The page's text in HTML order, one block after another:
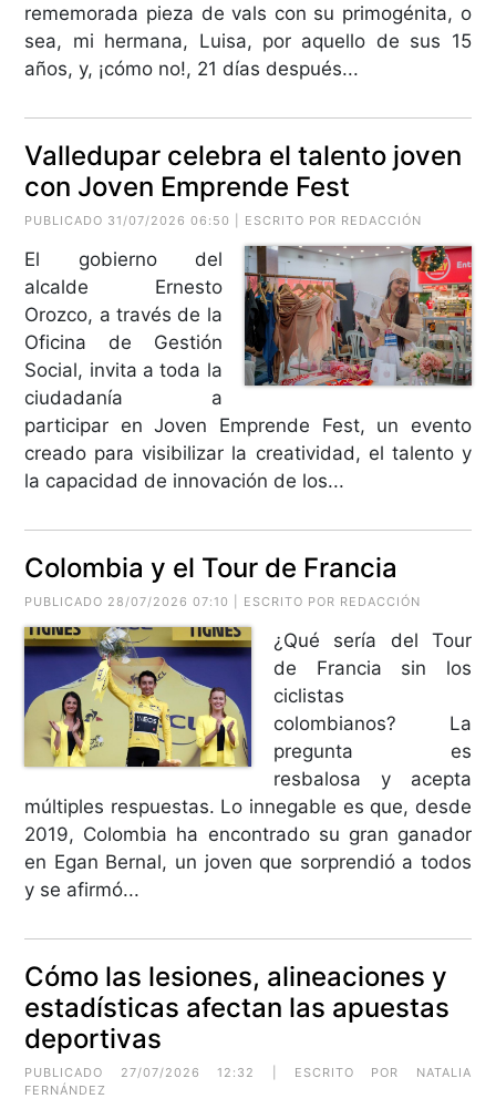
rememorada pieza de vals con su primogénita, o
sea, mi hermana, Luisa, por aquello de sus 15
años, y, ¡cómo no!, 21 días después...
Valledupar celebra el talento joven
con Joven Emprende Fest
PUBLICADO 31/07/2026 06:50 | ESCRITO POR REDACCIÓN
El gobierno del
alcalde Ernesto
Orozco, a través de la
Oficina de Gestión
Social, invita a toda la
ciudadanía a
participar en Joven Emprende Fest, un evento
creado para visibilizar la creatividad, el talento y
la capacidad de innovación de los...
Colombia y el Tour de Francia
PUBLICADO 28/07/2026 07:10 | ESCRITO POR REDACCIÓN
¿Qué sería del Tour
de Francia sin los
ciclistas
colombianos? La
pregunta es
resbalosa y acepta
múltiples respuestas. Lo innegable es que, desde
2019, Colombia ha encontrado su gran ganador
en Egan Bernal, un joven que sorprendió a todos
y se afirmó...
Cómo las lesiones, alineaciones y
estadísticas afectan las apuestas
deportivas
PUBLICADO 27/07/2026 12:32 | ESCRITO POR NATALIA
FERNÁNDEZ